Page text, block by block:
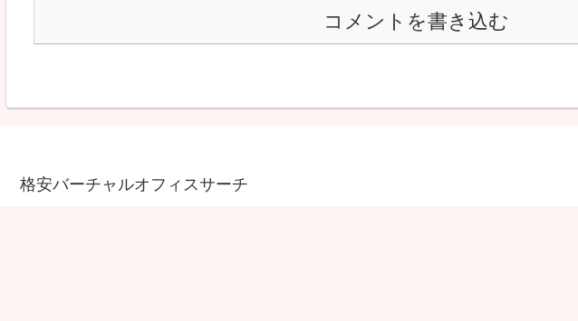
コメントを書き込む
格安バーチャルオフィスサーチ